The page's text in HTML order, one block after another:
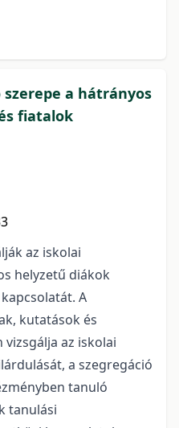
szerepe a hátrányos
fiatalok
az iskolai
helyzetű diákok
A
kutatások és
az iskolai
a szegregáció
tanuló
tanulási